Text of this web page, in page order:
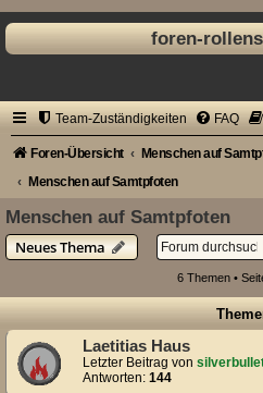
foren-
Team-Zuständigkeiten FAQ
Foren-Übersicht Menschen auf
Menschen auf Samtpfoten
Menschen auf Samtpfoten
Neues Thema
6 Themen •
Laetitias Haus
Letzter Beitrag von
Antworten: 144